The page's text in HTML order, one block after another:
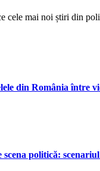
cele mai noi știri din
din România între
politică: